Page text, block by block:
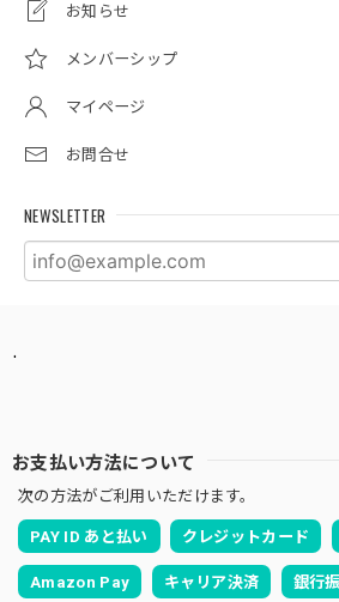
お知らせ
メンバーシップ
マイページ
お問合せ
NEWSLETTER
.
お支払い方法について
次の方法がご利用いただけます。
PAY ID あと払い クレジットカード
Amazon Pay キャリア決済 銀行